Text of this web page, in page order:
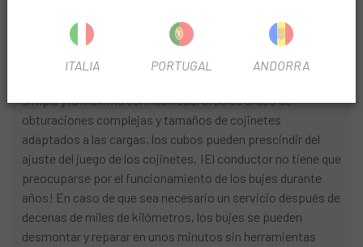
facilita aún más el desmontaje, por lo que la adaptación a
otros estándares de tipo de eje es aún más fácil.
simple y la máxima confiabilidad. Gracias al uso de
obturaciones complejas y tamaños de cojinetes
adaptados a las cargas, los cubos pueden prescindir del
ajuste del juego de los cojinetes. ¡El conductor no tiene que
preocuparse por el funcionamiento de los bujes durante
años! En caso de que sea necesario un servicio después de
decenas de miles de kilómetros, los bujes se pueden
desmontar y reparar en unos minutos sin herramientas
ITALIA PORTUGAL ANDORRA